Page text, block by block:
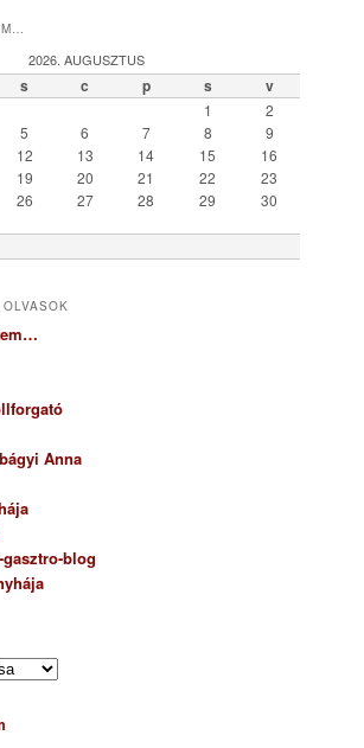
2026. AUGUSZTUS
s c p s v
1
2
5 6 7 8
9
12 13 14 15
16
19 20 21 22
23
26 27 28 29
30
Anna
gasztro-blog